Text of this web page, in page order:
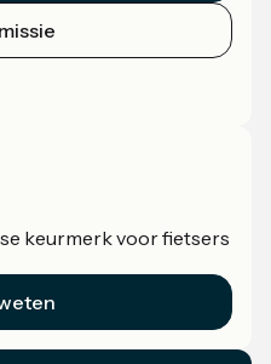
keurmerk voor fietsers